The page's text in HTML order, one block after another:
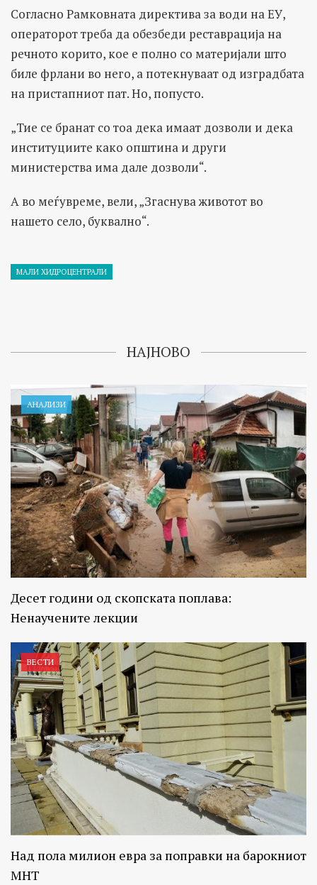
Согласно Рамковната директива за води на ЕУ,
операторот треба да обезбеди реставрација на
речното корито, кое е полно со материјали што
биле фрлани во него, а потекнуваат од изградбата
на пристапниот пат. Но, попусто.
„Тие се бранат со тоа дека имаат дозволи и дека
институциите како општина и други
министерства има дале дозволи“.
А во меѓувреме, вели, „Згаснува животот во
нашето село, буквално“.
МАЛИ ХИДРОЦЕНТРАЛИ
НАЈНОВО
АНАЛИЗИ
Десет години од скопската поплава:
Ненаучените лекции
ВЕСТИ
Над пола милион евра за поправки на барокниот
МНТ